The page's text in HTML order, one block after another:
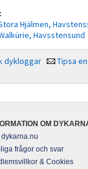
Hjälmen,
Havsstensund
dykloggar Tipsa
OM
dykarna.nu
frågor och svar
& Cookies